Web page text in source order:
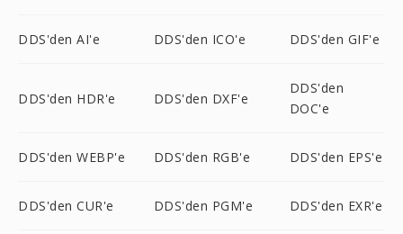
DDS'den AI'e DDS'den ICO'e DDS'den GIF'e
DDS'den HDR'e DDS'den DXF'e
DDS'den
DOC'e
DDS'den WEBP'e DDS'den RGB'e DDS'den EPS'e
DDS'den CUR'e DDS'den PGM'e DDS'den EXR'e